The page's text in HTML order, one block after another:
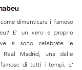
dimenticare il famoso
E' un vero e proprio
si sono celebrate le
Madrid, una delle
di tutti i tempi. E'